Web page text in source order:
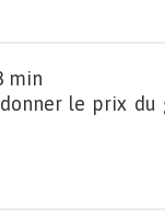
min
le prix